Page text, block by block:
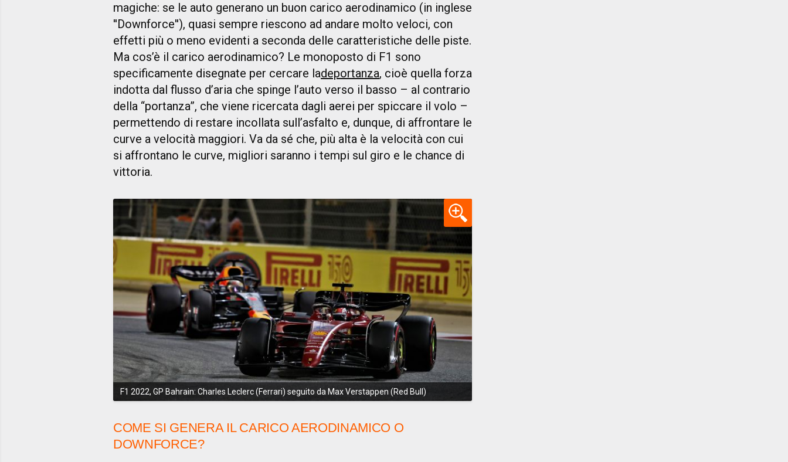
magiche: se le auto generano un buon carico aerodinamico (in inglese
''Downforce''), quasi sempre riescono ad andare molto veloci, con
effetti più o meno evidenti a seconda delle caratteristiche delle piste.
Ma cos’è il carico aerodinamico? Le monoposto di F1 sono
specificamente disegnate per cercare ladeportanza, cioè quella forza
indotta dal flusso d’aria che spinge l’auto verso il basso – al contrario
della “portanza”, che viene ricercata dagli aerei per spiccare il volo –
permettendo di restare incollata sull’asfalto e, dunque, di affrontare le
curve a velocità maggiori. Va da sé che, più alta è la velocità con cui
si affrontano le curve, migliori saranno i tempi sul giro e le chance di
vittoria.
F1 2022, GP Bahrain: Charles Leclerc (Ferrari) seguito da Max Verstappen (Red Bull)
COME SI GENERA IL CARICO AERODINAMICO O
DOWNFORCE?